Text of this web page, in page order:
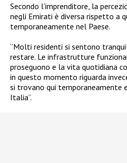
Secondo l’imprenditore, la
negli Emirati è diversa rispetto a
temporaneamente nel Paese.
“Molti residenti si sentono
restare. Le infrastrutture
proseguono e la vita quotidiana
in questo momento riguarda
si trovano qui temporaneamente
Italia”.